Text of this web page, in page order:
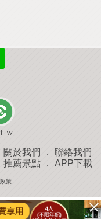
關於我們 ． 聯絡我們
推薦景點． APP下載
策